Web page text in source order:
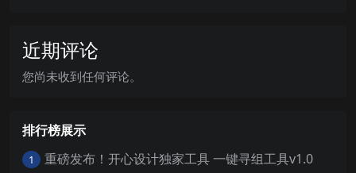
近期评论
您尚未收到任何评论。
排行榜展示
1 重磅发布！开心设计独家工具 一键寻组工具v1.0